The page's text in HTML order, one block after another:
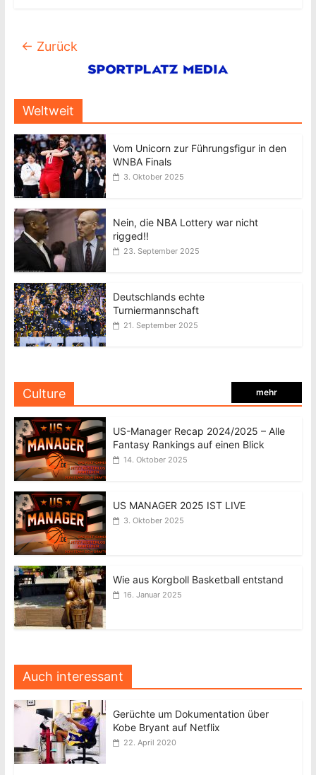
← Zurück
Weltweit
Vom Unicorn zur Führungsfigur in den
WNBA Finals
3. Oktober 2025
Nein, die NBA Lottery war nicht
rigged!!
23. September 2025
Deutschlands echte
Turniermannschaft
21. September 2025
Culture mehr
US-Manager Recap 2024/2025 – Alle
Fantasy Rankings auf einen Blick
14. Oktober 2025
US MANAGER 2025 IST LIVE
3. Oktober 2025
Wie aus Korgboll Basketball entstand
16. Januar 2025
Auch interessant
Gerüchte um Dokumentation über
Kobe Bryant auf Netflix
22. April 2020